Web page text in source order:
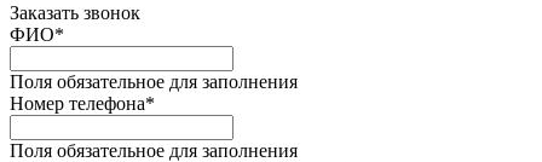
Заказать звонок
ФИО*
Поля обязательное для заполнения
Номер телефона*
Поля обязательное для заполнения